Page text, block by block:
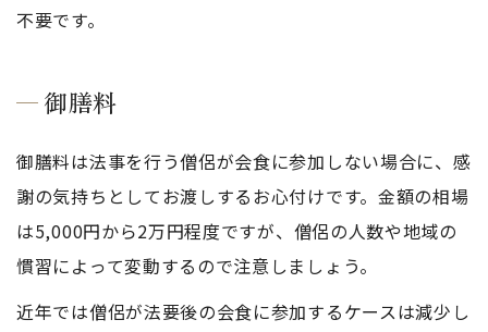
不要です。
御膳料
御膳料は法事を行う僧侶が会食に参加しない場合に、感
謝の気持ちとしてお渡しするお心付けです。金額の相場
は5,000円から2万円程度ですが、僧侶の人数や地域の
慣習によって変動するので注意しましょう。
近年では僧侶が法要後の会食に参加するケースは減少し